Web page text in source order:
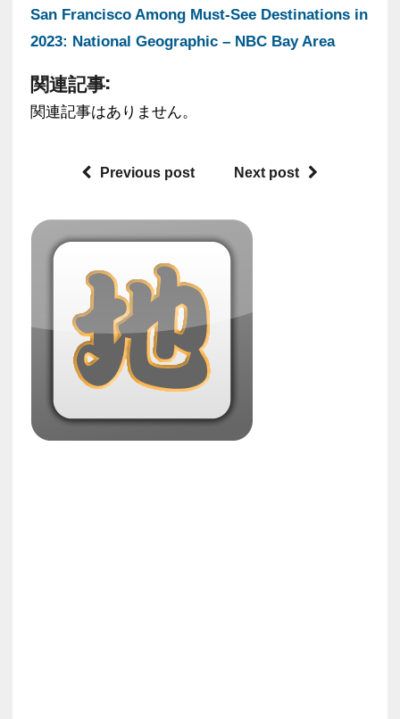
San Francisco Among Must-See Destinations in
2023: National Geographic – NBC Bay Area
関連記事:
関連記事はありません。
Previous post Next post